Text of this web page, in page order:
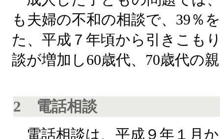
も夫婦の不和の相談で、39％
た、平成７年頃から引きこも
談が増加し60歳代、70歳代の
2 電話相談
電話相談は、平成９年１月